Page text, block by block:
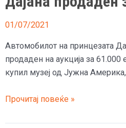
01/07/2021
Автомобилот на принцезата
продаден на аукција за
купил музеј од Јужна
Автомобилот
принцезата
Прочитај повеќе »